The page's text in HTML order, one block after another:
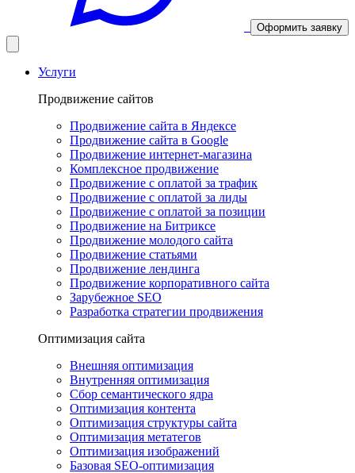
Оформить заявку
Услуги
Продвижение сайтов
Продвижение сайта в Яндексе
Продвижение сайта в Google
Продвижение интернет-магазина
Комплексное продвижение
Продвижение с оплатой за трафик
Продвижение с оплатой за лиды
Продвижение с оплатой за позиции
Продвижение на Битриксе
Продвижение молодого сайта
Продвижение статьями
Продвижение лендинга
Продвижение корпоративного сайта
Зарубежное SEO
Разработка стратегии продвижения
Оптимизация сайта
Внешняя оптимизация
Внутренняя оптимизация
Сбор семантического ядра
Оптимизация контента
Оптимизация структуры сайта
Оптимизация метатегов
Оптимизация изображений
Базовая SEO-оптимизация